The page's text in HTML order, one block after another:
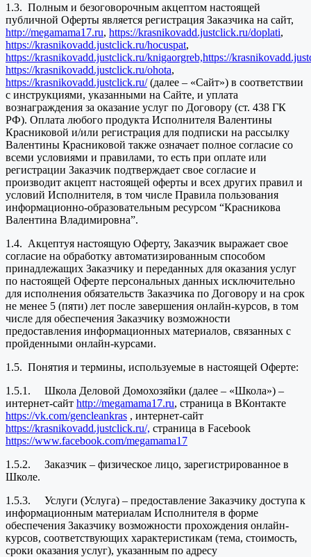
1.3. Полным и безоговорочным акцептом настоящей
публичной Оферты является регистрация Заказчика на сайт,
http://megamama17.ru, https://krasnikovadd.justclick.ru/doplati,
https://krasnikovadd.justclick.ru/hocuspat,
https://krasnikovadd.justclick.ru/knigaorgreb,https://
https://krasnikovadd.justclick.ru/ohota,
https://krasnikovadd.justclick.ru/(далее – «Сайт») в соответствии
с инструкциями, указанными на Сайте, и уплата
вознаграждения за оказание услуг по Договору (ст. 438 ГК
РФ). Оплата любого продукта Исполнителя Валентины
Красниковой и/или регистрация для подписки на рассылку
Валентины Красниковой также означает полное согласие со
всеми условиями и правилами, то есть при оплате или
регистрации Заказчик подтверждает свое согласие и
производит акцепт настоящей оферты и всех других правил и
условий Исполнителя, в том числе Правила пользования
информационно-образовательным ресурсом “Красникова
Валентина Владимировна”.
1.4. Акцептуя настоящую Оферту, Заказчик выражает свое
согласие на обработку автоматизированным способом
принадлежащих Заказчику и переданных для оказания услуг
по настоящей Оферте персональных данных исключительно
для исполнения обязательств Заказчика по Договору и на срок
не менее 5 (пяти) лет после завершения онлайн-курсов, в том
числе для обеспечения Заказчику возможности
предоставления информационных материалов, связанных с
пройденными онлайн-курсами.
1.5. Понятия и термины, используемые в настоящей Оферте:
1.5.1. Школа Деловой Домохозяйки (далее – «Школа») –
интернет-сайт http://megamama17.ru, страница в ВКонтакте
https://vk.com/gencleankras , интернет-сайт
https://krasnikovadd.justclick.ru/, страница в Facebook
https://www.facebook.com/megamama17
1.5.2. Заказчик – физическое лицо, зарегистрированное в
Школе.
1.5.3. Услуги (Услуга) – предоставление Заказчику доступа к
информационным материалам Исполнителя в форме
обеспечения Заказчику возможности прохождения онлайн-
курсов, соответствующих характеристикам (тема, стоимость,
сроки оказания услуг), указанным по адресу